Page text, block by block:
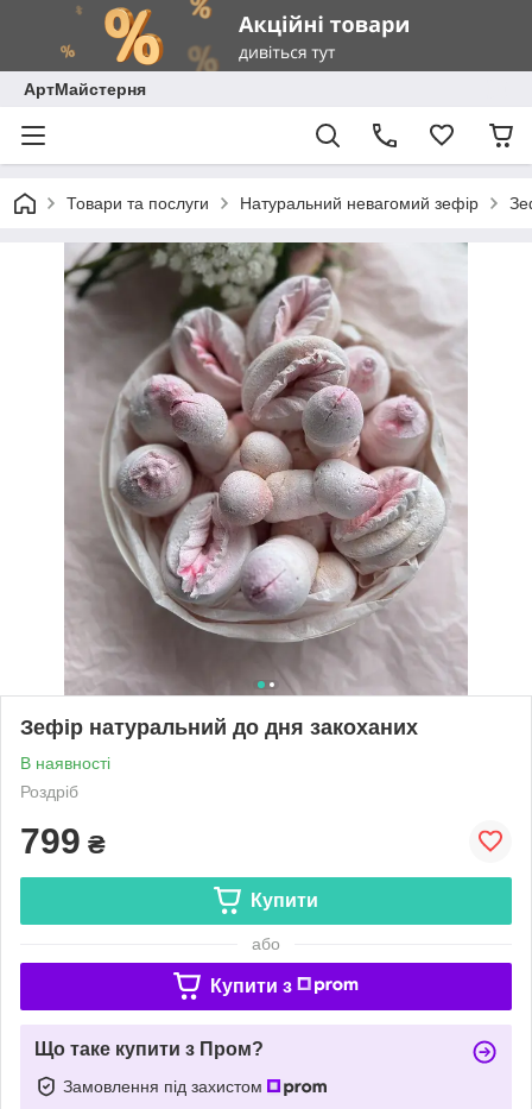
АртМайстерня
Товари та послуги Натуральний невагомий зефір
Зефір натуральний до дня закоханих
В наявності
Роздріб
799 ₴
Купити
або
Купити з
Що таке купити з Пром?
Замовлення під захистом